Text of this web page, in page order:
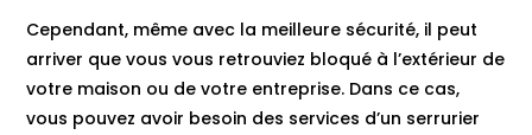
Cependant, même avec la meilleure sécurité, il peut
arriver que vous vous retrouviez bloqué à l’extérieur de
votre maison ou de votre entreprise. Dans ce cas,
vous pouvez avoir besoin des services d’un serrurier